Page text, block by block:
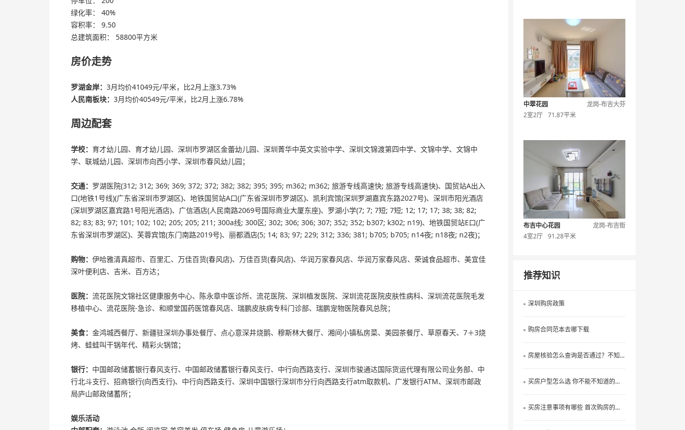
绿化率： 40%
容积率： 9.50
总建筑面积： 58800平方米
房价走势
罗湖金岸： 3月均价41049元/平米，比2月上涨3.73%
人民南板块： 3月均价40549元/平米，比2月上涨6.78%
周边配套
学校： 育才幼儿园、育才幼儿园、深圳市罗湖区金蕾幼儿园、深圳菁华中英文实验中学、深圳文锦渡第四中学、文锦中学、文锦中
学、联城幼儿园、深圳市向西小学、深圳市春风幼儿园；
交通： 罗湖医院(312; 312; 369; 369; 372; 372; 382; 382; 395; 395; m362; m362; 旅游专线高速快; 旅游专线高速快)、国贸站A出入
口(地铁1号线)(广东省深圳市罗湖区)、地铁国贸站A口(广东省深圳市罗湖区)、凯利宾馆(深圳罗湖嘉宾东路2027号)、深圳市阳光酒店
(深圳罗湖区嘉宾路1号阳光酒店)、广信酒店(人民南路2069号国际商业大厦东座)、罗湖小学(7; 7; 7短; 7短; 12; 17; 17; 38; 38; 82;
82; 83; 83; 97; 101; 102; 102; 205; 205; 211; 300a线; 300区; 302; 306; 306; 307; 352; 352; b307; k302; n19)、地铁国贸站E口(广
东省深圳市罗湖区)、芙蓉宾馆(东门南路2019号)、丽都酒店(5; 14; 83; 97; 229; 312; 336; 381; b705; b705; n14夜; n18夜; n2夜)；
购物： 伊哈雅清真超市、百里汇、万佳百货(春风店)、万佳百货(春风店)、 华润万家春风店、华润万家春风店、荣诚食品超市、美宜佳
深叶便利店、吉米、百方达；
医院： 流花医院文锦社区健康服务中心、陈永章中医诊所、流花医院、深圳植发医院、深圳流花医院皮肤性病科、深圳流花医院毛发
移植中心、流花医院-急诊、和顺堂国药医馆春风店、瑞鹏皮肤病专科门诊部、瑞鹏宠物医院春风总院；
美食： 金鸿城西餐厅、新疆驻深圳办事处餐厅、点心意深井烧鹅、穆斯林大餐厅、湘间小镇私房菜、美园茶餐厅、草原春天、7＋3烧
烤、蛙蛙叫干锅年代、精彩火锅馆；
银行： 中国邮政储蓄银行春风支行、中国邮政储蓄银行春风支行、中行向西路支行、深圳市骏通达国际货运代理有限公司业务部、中
行北斗支行、招商银行(向西支行)、中行向西路支行、深圳中国银行深圳市分行向西路支行atm取款机、广发银行ATM、深圳市邮政
局庐山邮政储蓄所；
娱乐活动
中翠花园
龙岗-布吉大芬
2室2厅 71.87平米
布吉中心花园
龙岗-布吉街
4室2厅 91.28平米
推荐知识
深圳购房政策
购房合同范本去哪下载
房屋核验怎么查询是否通过？不知道的看过来
买房户型怎么选 你不能不知道的户型选择技巧
买房注意事项有哪些 首次购房的看过来